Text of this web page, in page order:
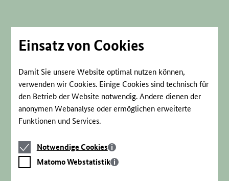
Einsatz von Cookies
Damit Sie unsere Website optimal nutzen können,
verwenden wir Cookies. Einige Cookies sind technisch für
den Betrieb der Website notwendig. Andere dienen der
anonymen Webanalyse oder ermöglichen erweiterte
Funktionen und Services.
Notwendige
Cookies
Notwendige Cookies
Matomo
Webstatistik
Matomo Webstatistik